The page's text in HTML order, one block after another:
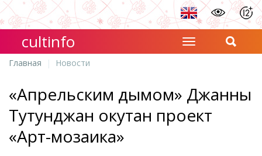
cultinfo
Главная Новости
«Апрельским дымом» Джанны
Тутунджан окутан проект
«Арт-мозаика»